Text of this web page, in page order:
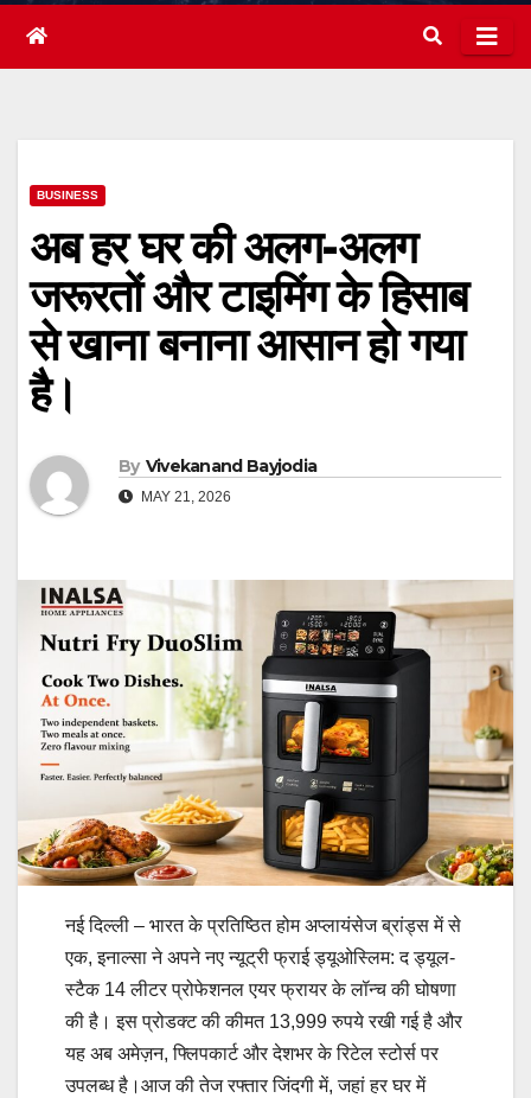
BUSINESS
अब हर घर की अलग-अलग
जरूरतों और टाइमिंग के हिसाब
से खाना बनाना आसान हो गया
है।
By Vivekanand Bayjodia
MAY 21, 2026
नई दिल्ली – भारत के प्रतिष्ठित होम अप्लायंसेज ब्रांड्स में से
एक, इनाल्सा ने अपने नए न्यूट्री फ्राई ड्यूओस्लिम: द ड्यूल-
स्टैक 14 लीटर प्रोफेशनल एयर फ्रायर के लॉन्च की घोषणा
की है। इस प्रोडक्ट की कीमत 13,999 रुपये रखी गई है और
यह अब अमेज़न, फ्लिपकार्ट और देशभर के रिटेल स्टोर्स पर
उपलब्ध है।आज की तेज रफ्तार जिंदगी में, जहां हर घर में